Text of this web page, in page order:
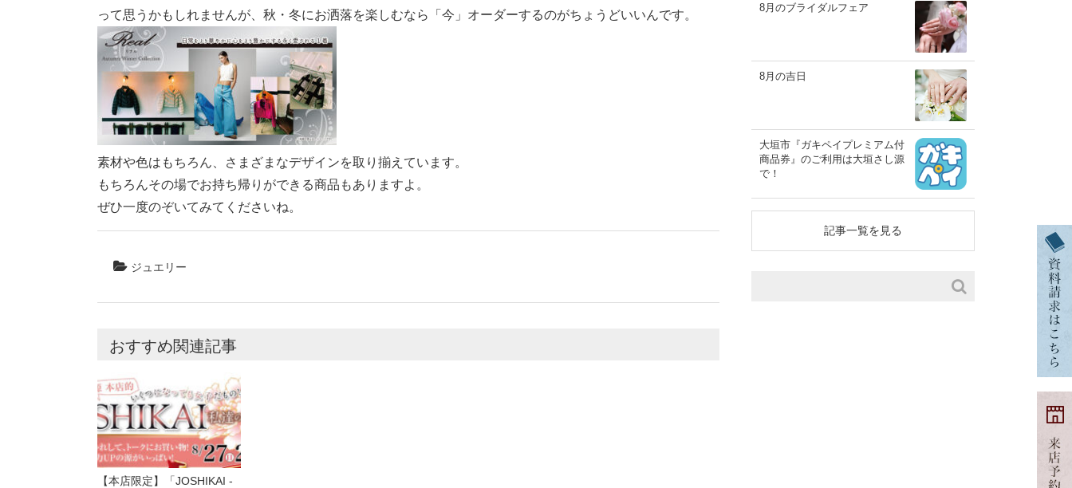
って思うかもしれませんが、秋・冬にお洒落を楽しむなら「今」オーダーするのがちょうどいいんです。
素材や色はもちろん、さまざまなデザインを取り揃えています。
もちろんその場でお持ち帰りができる商品もありますよ。
ぜひ一度のぞいてみてくださいね。
ジュエリー
おすすめ関連記事
【本店限定】「JOSHIKAI -
8月のブライダルフェア
8月の吉日
大垣市『ガキペイプレミアム付
商品券』のご利用は大垣さし源
で！
記事一覧を見る